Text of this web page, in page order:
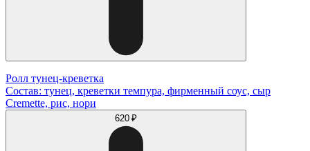
Ролл тунец-креветка
Состав: тунец, креветки темпура, фирменный соус, сыр
Cremette, рис, нори
620 ₽